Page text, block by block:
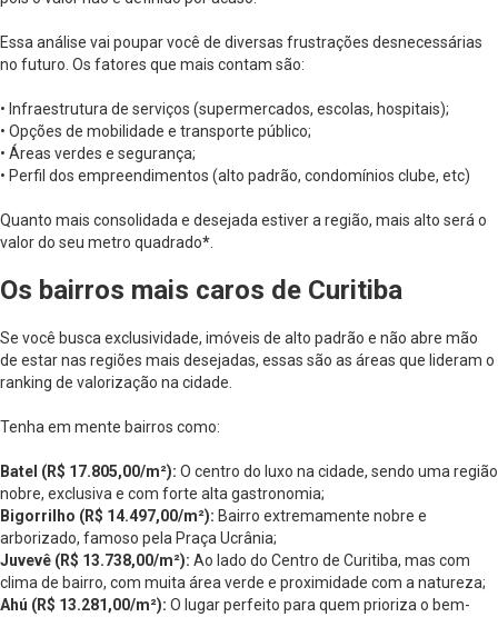
Essa análise vai poupar você de diversas frustrações desnecessárias
no futuro. Os fatores que mais contam são:
• Infraestrutura de serviços (supermercados, escolas, hospitais);
• Opções de mobilidade e transporte público;
• Áreas verdes e segurança;
• Perfil dos empreendimentos (alto padrão, condomínios clube, etc)
Quanto mais consolidada e desejada estiver a região, mais alto será o
valor do seu metro quadrado*
Os bairros mais caros de Curitiba
Se você busca exclusividade, imóveis de alto padrão e não abre mão
de estar nas regiões mais desejadas, essas são as áreas que lideram o
ranking de valorização na cidade.
Tenha em mente bairros como:
Batel (R$ 17.805,00/m²): O centro do luxo na cidade, sendo uma região
nobre, exclusiva e com forte alta gastronomia;
Bigorrilho (R$ 14.497,00/m²): Bairro extremamente nobre e
arborizado, famoso pela Praça Ucrânia;
Juvevê (R$ 13.738,00/m²): Ao lado do Centro de Curitiba, mas com
clima de bairro, com muita área verde e proximidade com a natureza;
Ahú (R$ 13.281,00/m²): O lugar perfeito para quem prioriza o bem-